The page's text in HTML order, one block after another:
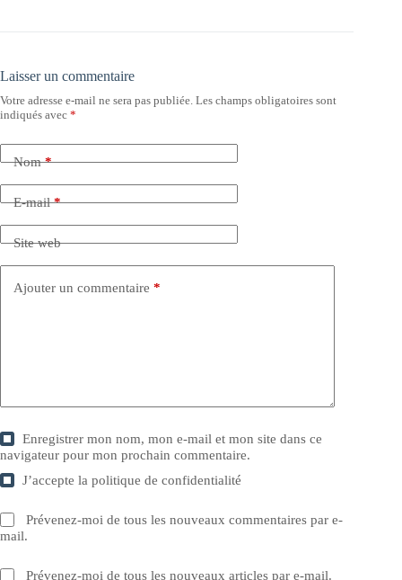
Laisser un commentaire
Votre adresse e-mail ne sera pas publiée. Les champs obligatoires sont
indiqués avec *
Nom*
E-mail*
Site web
Ajouter un commentaire *
Enregistrer mon nom, mon e-mail et mon site dans ce
navigateur pour mon prochain commentaire.
J’accepte lapolitique de confidentialité
Prévenez-moi de tous les nouveaux commentaires par e-
mail.
Prévenez-moi de tous les nouveaux articles par e-mail.